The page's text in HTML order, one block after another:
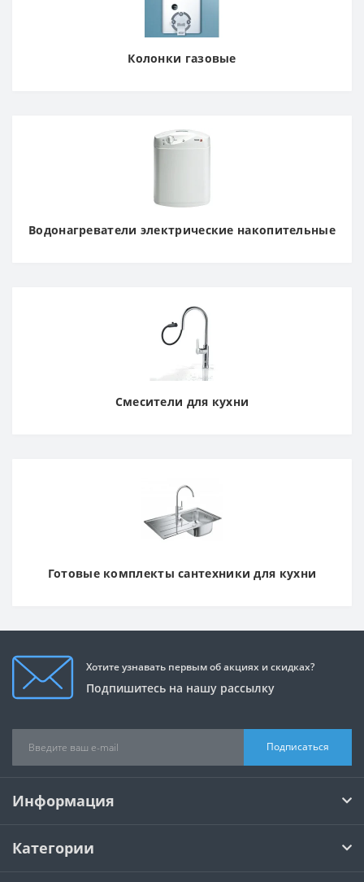
Колонки газовые
Водонагреватели электрические накопительные
Смесители для кухни
Готовые комплекты сантехники для кухни
Хотите узнавать первым об акциях и скидках?
Подпишитесь на нашу рассылку
Подписаться
Информация
Категории